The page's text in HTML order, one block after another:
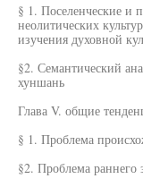
§ 1. Поселенческие и
неолитических
изучения духовной
§2. Семантический
хуншань
Глава V. общие
§ 1. Проблема
§2. Проблема раннего